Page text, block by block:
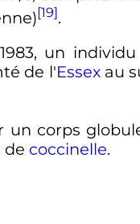
[19].
un individu
de l'Essexau
un corps
de coccinelle.